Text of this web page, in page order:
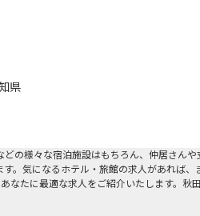
県
の様々な宿泊施設はもちろん、仲居さん
。気になるホテル・旅館の求人があれば
たに最適な求人をご紹介いたします。秋